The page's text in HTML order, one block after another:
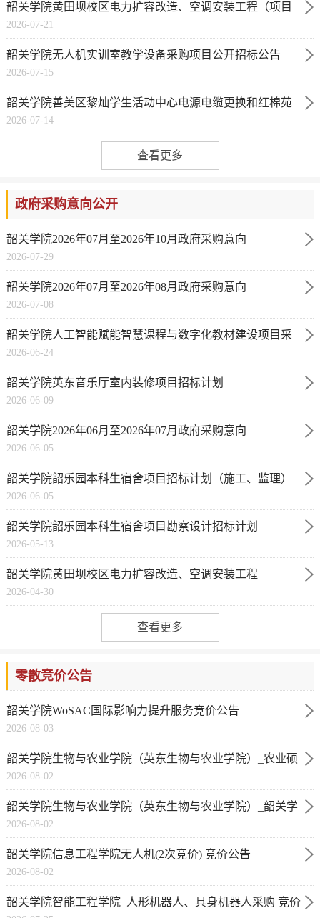
韶关学院黄田坝校区电力扩容改造、空调安装工程（项目
编号：1371-2641GD...
2026-07-21
韶关学院无人机实训室教学设备采购项目公开招标公告
2026-07-15
韶关学院善美区黎灿学生活动中心电源电缆更换和红棉苑
电力改造项目（二...
2026-07-14
查看更多
政府采购意向公开
韶关学院2026年07月至2026年10月政府采购意向
2026-07-29
韶关学院2026年07月至2026年08月政府采购意向
2026-07-08
韶关学院人工智能赋能智慧课程与数字化教材建设项目采
购意向公开
2026-06-24
韶关学院英东音乐厅室内装修项目招标计划
2026-06-09
韶关学院2026年06月至2026年07月政府采购意向
2026-06-05
韶关学院韶乐园本科生宿舍项目招标计划（施工、监理）
公开
2026-06-05
韶关学院韶乐园本科生宿舍项目勘察设计招标计划
2026-05-13
韶关学院黄田坝校区电力扩容改造、空调安装工程
2026-04-30
查看更多
零散竞价公告
韶关学院WoSAC国际影响力提升服务竞价公告
(JJ26080311454839)
2026-08-03
韶关学院生物与农业学院（英东生物与农业学院）_农业硕
士专业学位点提质...
2026-08-02
韶关学院生物与农业学院（英东生物与农业学院）_韶关学
院骨碎补真叶体采...
2026-08-02
韶关学院信息工程学院无人机(2次竞价) 竞价公告
(JJ26072808051049)
2026-08-02
韶关学院智能工程学院_人形机器人、具身机器人采购 竞价